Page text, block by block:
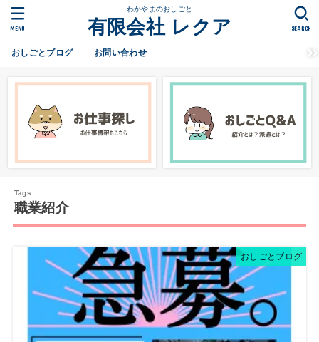
わかやまのおしごと
有限会社 レクア
おしごとブログ お問い合わせ
SEARCH
MENU
職業紹介
おしごとブログ